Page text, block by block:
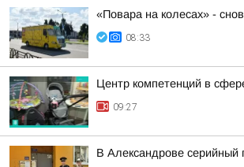
«Повара на колесах» -
08:33
Центр компетенций в
09:27
В Александрове серийный